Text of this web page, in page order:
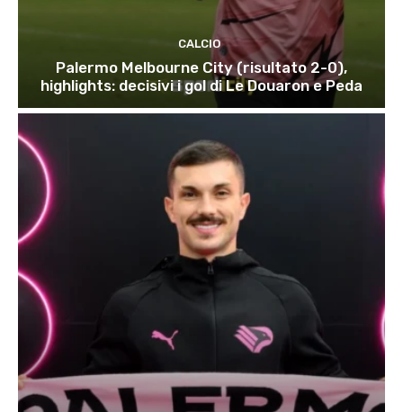
CALCIO
Palermo Melbourne City (risultato 2-0),
highlights: decisivi i gol di Le Douaron e Peda